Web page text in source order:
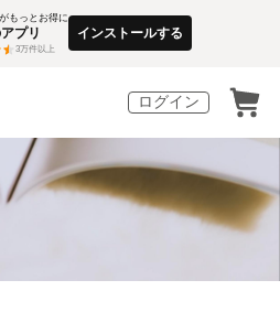
もっとお得に
プリ
3万件以上
インストールする
ログイン